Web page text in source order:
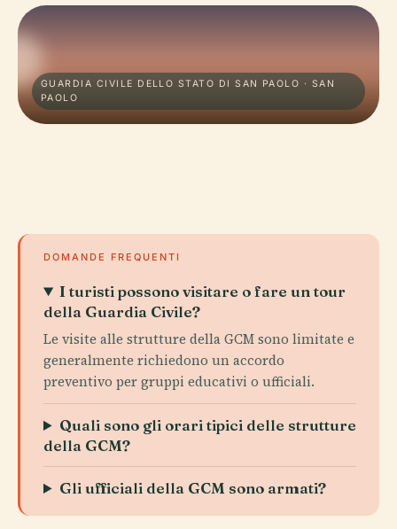
GUARDIA CIVILE DELLO STATO DI SAN PAOLO · SAN
PAOLO
DOMANDE FREQUENTI
I turisti possono visitare o fare un tour
della Guardia Civile?
Le visite alle strutture della GCM sono limitate e
generalmente richiedono un accordo
preventivo per gruppi educativi o ufficiali.
Quali sono gli orari tipici delle strutture
della GCM?
Gli ufficiali della GCM sono armati?